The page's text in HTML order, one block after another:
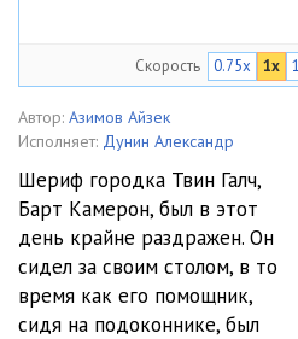
Скорость 0.75x 1x
Автор: Азимов Айзек
Исполняет: Дунин Александр
Шериф городка Твин Галч,
Барт Камерон, был в этот
день крайне раздражен. Он
сидел за своим столом, в то
время как его помощник,
сидя на подоконнике, был